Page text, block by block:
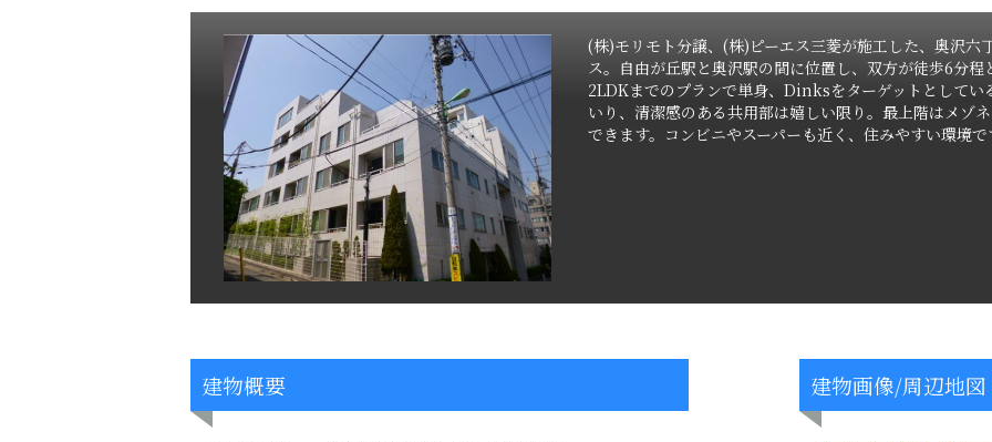
(株)モリモト分譲、(株)ピーエス三菱が施工した、奥沢六
ス。自由が丘駅と奥沢駅の間に位置し、双方が徒歩6分
2LDKまでのプランで単身、Dinksをターゲットとしてい
いり、清潔感のある共用部は嬉しい限り。最上階はメゾ
できます。コンビニやスーパーも近く、住みやすい環境で
建物概要 建物画像/周辺地図